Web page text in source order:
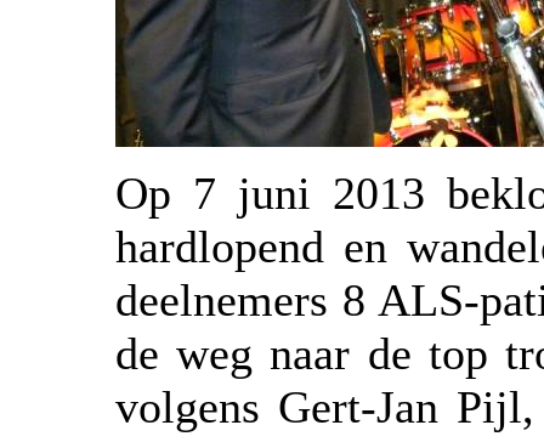
Op 7 juni 2013
hardlopend en
deelnemers 8 ALS-
de weg naar de top
volgens Gert-Jan